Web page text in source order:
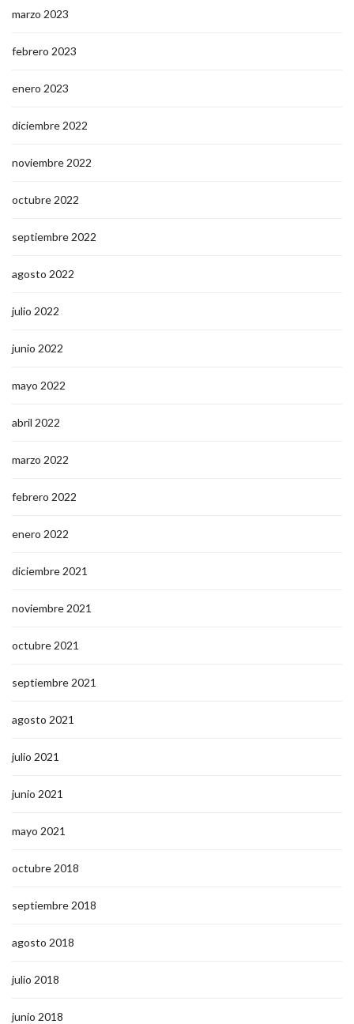
marzo 2023
febrero 2023
enero 2023
diciembre 2022
noviembre 2022
octubre 2022
septiembre 2022
agosto 2022
julio 2022
junio 2022
mayo 2022
abril 2022
marzo 2022
febrero 2022
enero 2022
diciembre 2021
noviembre 2021
octubre 2021
septiembre 2021
agosto 2021
julio 2021
junio 2021
mayo 2021
octubre 2018
septiembre 2018
agosto 2018
julio 2018
junio 2018